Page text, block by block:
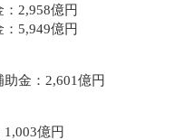
2,958億円
5,949億円
金：2,601億円
億円